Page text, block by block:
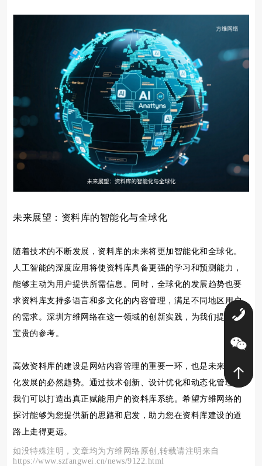
未来展望：资料库的智能化与全球化
随着技术的不断发展，资料库的未来将更加智能化和全球化。
人工智能的深度应用将使资料库具备更强的学习和预测能力，
能够主动为用户提供所需信息。同时，全球化的发展趋势也要
求资料库支持多语言和多文化的内容管理，满足不同地区用户
的需求。深圳方维网络在这一领域的创新实践，为我们提供了
宝贵的参考。
高效资料库的建设是网站内容管理的重要一环，也是未来数字
化发展的必然趋势。通过技术创新、设计优化和动态化管理，
我们可以打造出真正赋能用户的资料库系统。希望方维网络的
探讨能够为您提供新的思路和启发，助力您在资料库建设的道
路上走得更远。
如没特殊注明，文章均为方维网络原创,转载请注明来自
https://www.szfangwei.cn/news/9122.html